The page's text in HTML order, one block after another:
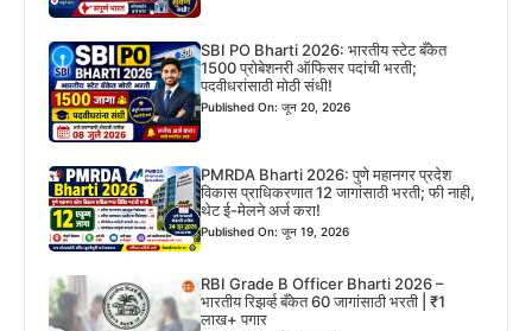
SBI PO Bharti 2026: भारतीय स्टेट बँकेत
1500 प्रोबेशनरी ऑफिसर पदांची भरती;
पदवीधरांसाठी मोठी संधी!
Published On: जून 20, 2026
PMRDA Bharti 2026: पुणे महानगर प्रदेश
विकास प्राधिकरणात 12 जागांसाठी भरती; फी नाही,
थेट ई-मेलने अर्ज करा!
Published On: जून 19, 2026
RBI Grade B Officer Bharti 2026 –
भारतीय रिझर्व्ह बँकेत 60 जागांसाठी भरती | ₹1
लाख+ पगार